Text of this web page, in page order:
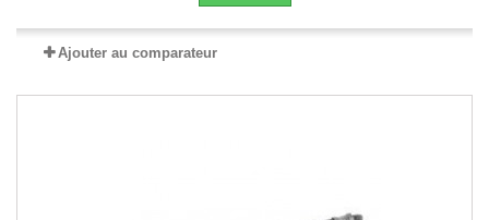
Ajouter au comparateur